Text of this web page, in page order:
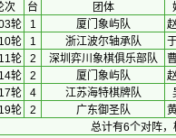
次 台 团体
轮
1 厦门象屿队
轮
1 浙江波尔轴承队
轮
2 深圳弈川象棋俱乐部队
轮
2 厦门象屿队
轮
4 江苏海特棋牌队
轮
2 广东御圣队
总计有6个对阵